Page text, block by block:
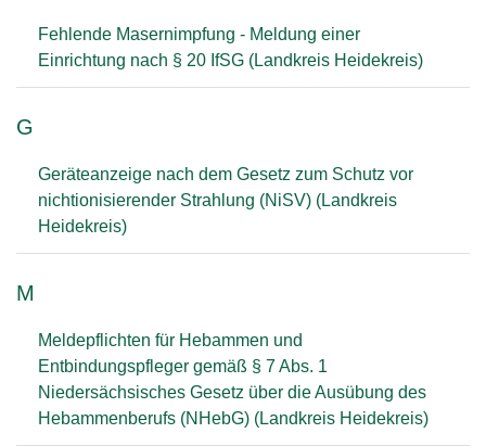
Fehlende Masernimpfung - Meldung einer
Einrichtung nach § 20 IfSG (Landkreis Heidekreis)
G
Geräteanzeige nach dem Gesetz zum Schutz vor
nichtionisierender Strahlung (NiSV) (Landkreis
Heidekreis)
M
Meldepflichten für Hebammen und
Entbindungspfleger gemäß § 7 Abs. 1
Niedersächsisches Gesetz über die Ausübung des
Hebammenberufs (NHebG) (Landkreis Heidekreis)